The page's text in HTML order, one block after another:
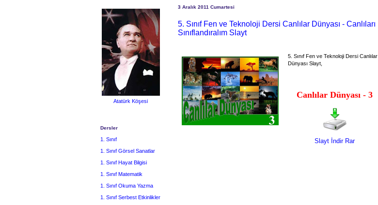
3 Aralık 2011 Cumartesi
5. Sınıf Fen ve Teknoloji Dersi Canlılar Dünyası - Canlıları
Sınıflandıralım Slayt
5. Sınıf Fen ve Teknoloji Dersi Canlılar
Dünyası Slayt,
Canlılar Dünyası - 3
Slayt İndir Rar
Atatürk Köşesi
Dersler
1. Sınıf
1. Sınıf Görsel Sanatlar
1. Sınıf Hayat Bilgisi
1. Sınıf Matematik
1. Sınıf Okuma Yazma
1. Sınıf Serbest Etkinlikler